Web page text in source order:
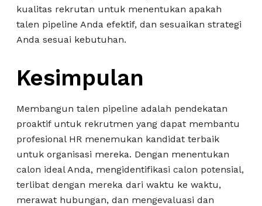
kualitas rekrutan untuk menentukan apakah
talen pipeline Anda efektif, dan sesuaikan strategi
Anda sesuai kebutuhan.
Kesimpulan
Membangun talen pipeline adalah pendekatan
proaktif untuk rekrutmen yang dapat membantu
profesional HR menemukan kandidat terbaik
untuk organisasi mereka. Dengan menentukan
calon ideal Anda, mengidentifikasi calon potensial,
terlibat dengan mereka dari waktu ke waktu,
merawat hubungan, dan mengevaluasi dan